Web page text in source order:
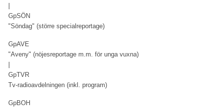
GpSÖN
"Söndag" (större specialreportage)
GpAVE
"Aveny" (nöjesreportage m.m. för unga vuxna)
GpTVR
Tv-radioavdelningen (inkl. program)
GpBOH